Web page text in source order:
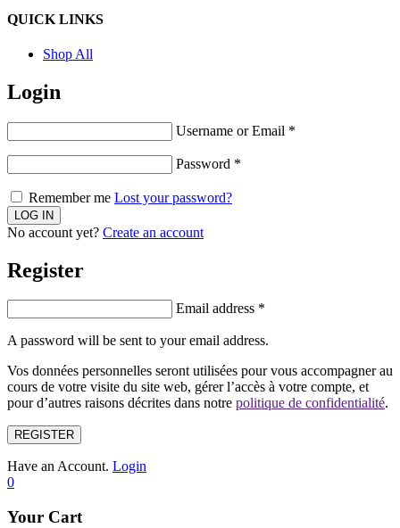
QUICK LINKS
Shop All
Login
Username or Email *
Password *
Remember me Lost your password?
No account yet? Create an account
Register
Email address *
A password will be sent to your email address.
Vos données personnelles seront utilisées pour vous accompagner au
cours de votre visite du site web, gérer l’accès à votre compte, et
pour d’autres raisons décrites dans notre politique de confidentialité.
REGISTER
Have an Account. Login
0
Your Cart